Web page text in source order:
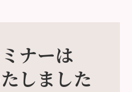
ナーは
しました